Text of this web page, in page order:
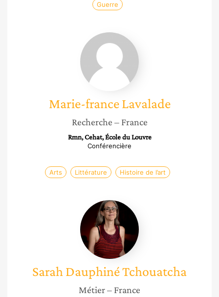
Guerre
Marie-
france
Lavalade
Marie-france Lavalade
Recherche – France
Rmn, Cehat, École du Louvre
Conférencière
Arts Littérature Histoire de l’art
Sarah
Dauphiné
Tchouatcha
SarahDauphiné Tchouatcha
Métier– France